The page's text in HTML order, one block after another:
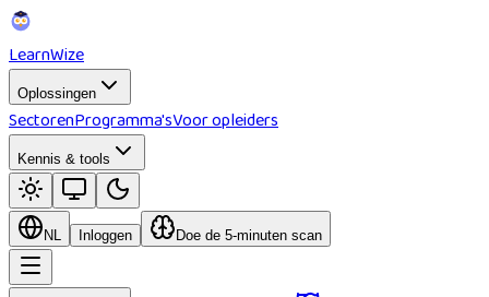
LearnWize
Oplossingen
SectorenProgramma'sVoor opleiders
Kennis & tools
NL Inloggen Doe de 5-minuten scan